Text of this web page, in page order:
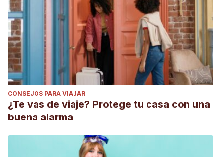
CONSEJOS PARA VIAJAR
¿Te vas de viaje? Protege tu casa con una
buena alarma